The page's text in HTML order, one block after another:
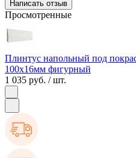
Написать отзыв
Просмотренные
Плинтус напольный под
100х16мм фигурный
1 035 руб. / шт.